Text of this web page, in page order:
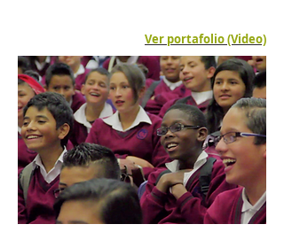
Ver portafolio (Video)